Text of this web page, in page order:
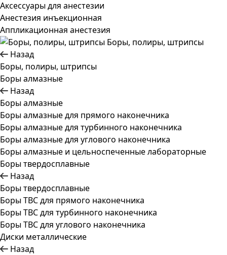
Аксессуары для анестезии
Анестезия инъекционная
Аппликационная анестезия
Боры, полиры, штрипсы
Назад
Боры, полиры, штрипсы
Боры алмазные
Назад
Боры алмазные
Боры алмазные для прямого наконечника
Боры алмазные для турбинного наконечника
Боры алмазные для углового наконечника
Боры алмазные и цельноспеченные лабораторные
Боры твердосплавные
Назад
Боры твердосплавные
Боры ТВС для прямого наконечника
Боры ТВС для турбинного наконечника
Боры ТВС для углового наконечника
Диски металлические
Назад